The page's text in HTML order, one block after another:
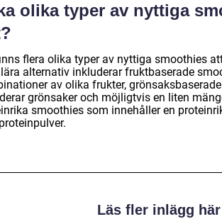
olika typer av nyttiga
flera olika typer av nyttiga smoothies
alternativ inkluderar fruktbaserade
av olika frukter,
grönsaker och möjligtvis en liten
smoothies som innehåller en
Läs fler inlägg här